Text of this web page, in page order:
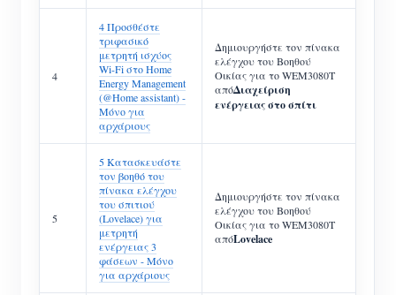
4
4 Προσθέστε
τριφασικό
μετρητή ισχύος
Wi-Fi στο Home
Energy Management
(@Home assistant) -
Μόνο για
αρχάριους
Δημιουργήστε τον πίνακα
ελέγχου του Βοηθού
Οικίας για το WEM3080T
απόΔιαχείριση
ενέργειας στο σπίτι
5
5 Κατασκευάστε
τον βοηθό του
πίνακα ελέγχου
του σπιτιού
(Lovelace) για
μετρητή
ενέργειας 3
φάσεων - Μόνο
για αρχάριους
Δημιουργήστε τον πίνακα
ελέγχου του Βοηθού
Οικίας για το WEM3080T
απόLovelace